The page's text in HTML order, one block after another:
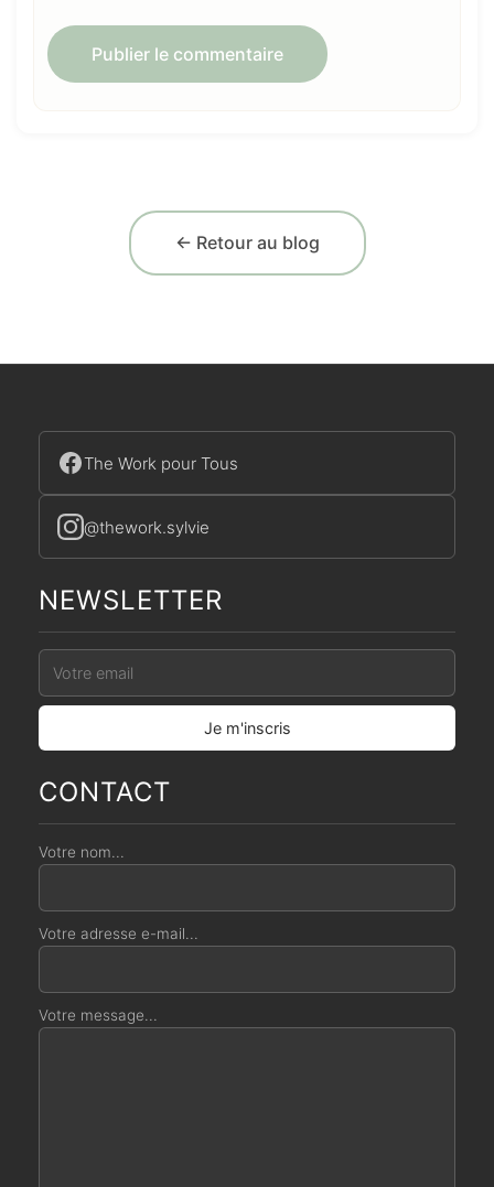
← Retour au blog
The Work pour Tous
@thework.sylvie
NEWSLETTER
CONTACT
Votre nom...
Votre adresse e-mail...
Votre message...